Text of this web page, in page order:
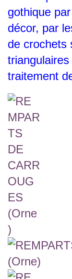
gothique
décor, par
de crochets
traitement